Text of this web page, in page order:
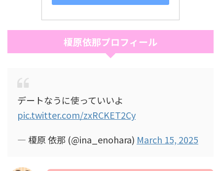
榎原依那プロフィール
デートなうに使っていいよ
pic.twitter.com/zxRCKET2Cy
— 榎原 依那 (@ina_enohara) March 15, 2025